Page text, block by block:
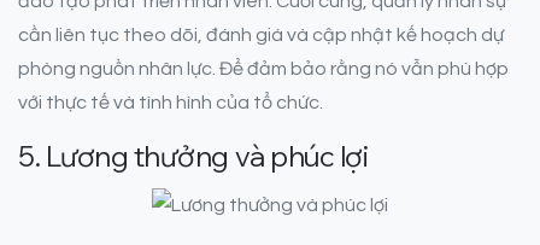
cần liên tục theo dõi, đánh giá và cập nhật kế hoạch dự
phòng nguồn nhân lực. Để đảm bảo rằng nó vẫn phù hợp
với thực tế và tình hình của tổ chức.
5. Lương thưởng và phúc lợi